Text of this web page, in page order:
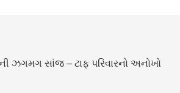
ઝગમગ સાંજ – ટાફ પરિવારનો અનોખો